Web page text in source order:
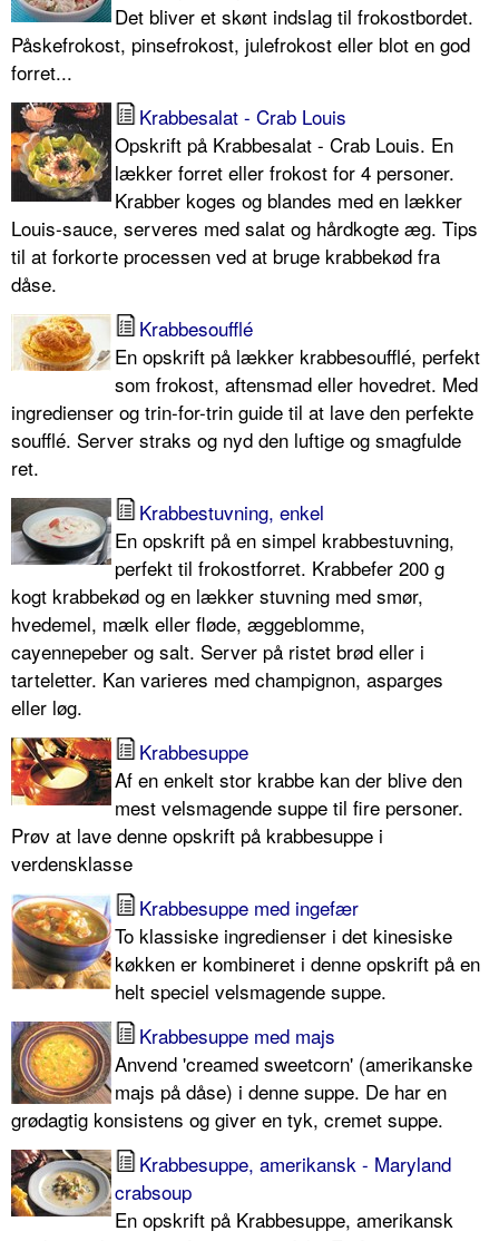
Det bliver et skønt indslag til frokostbordet.
Påskefrokost, pinsefrokost, julefrokost eller blot en god
forret...
Krabbesalat - Crab Louis
Opskrift på Krabbesalat - Crab Louis. En
lækker forret eller frokost for 4 personer.
Krabber koges og blandes med en lækker
Louis-sauce, serveres med salat og hårdkogte æg. Tips
til at forkorte processen ved at bruge krabbekød fra
dåse.
Krabbesoufflé
En opskrift på lækker krabbesoufflé, perfekt
som frokost, aftensmad eller hovedret. Med
ingredienser og trin-for-trin guide til at lave den perfekte
soufflé. Server straks og nyd den luftige og smagfulde
ret.
Krabbestuvning, enkel
En opskrift på en simpel krabbestuvning,
perfekt til frokostforret. Krabbefer 200 g
kogt krabbekød og en lækker stuvning med smør,
hvedemel, mælk eller fløde, æggeblomme,
cayennepeber og salt. Server på ristet brød eller i
tarteletter. Kan varieres med champignon, asparges
eller løg.
Krabbesuppe
Af en enkelt stor krabbe kan der blive den
mest velsmagende suppe til fire personer.
Prøv at lave denne opskrift på krabbesuppe i
verdensklasse
Krabbesuppe med ingefær
To klassiske ingredienser i det kinesiske
køkken er kombineret i denne opskrift på en
helt speciel velsmagende suppe.
Krabbesuppe med majs
Anvend 'creamed sweetcorn' (amerikanske
majs på dåse) i denne suppe. De har en
grødagtig konsistens og giver en tyk, cremet suppe.
Krabbesuppe, amerikansk - Maryland
crabsoup
En opskrift på Krabbesuppe, amerikansk